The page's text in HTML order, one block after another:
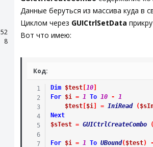
52
8
Данные беруться из массива куда в
Циклом через GUICtrlSetData
Вот что имею:
Код:
Dim $test[ 10]
For
$i = 1 To 10 - 1
$test[ $i] = IniRead (
Next
$sTest = GUICtrlCreateCombo (
For $i = 1 To UBound( $test) -